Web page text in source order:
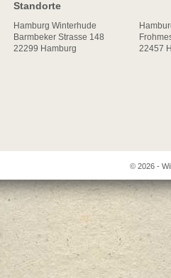
Standorte
Hamburg Winterhude
Barmbeker Strasse 148
22299 Hamburg
22457
© 2026 -